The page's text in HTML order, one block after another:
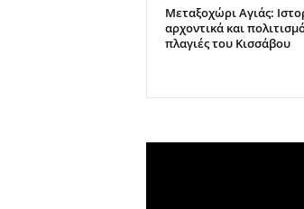
Μεταξοχώρι Αγιάς:
αρχοντικά και
πλαγιές του Κισσάβου